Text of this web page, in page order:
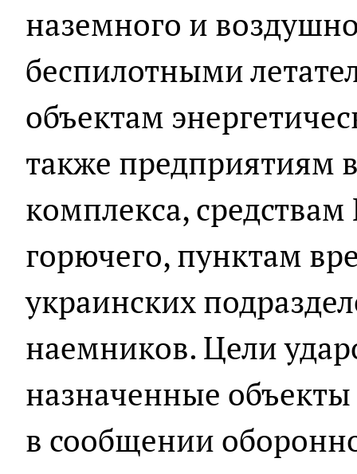
наземного и
беспилотными
объектам
также
комплекса,
горючего, пунктам
украинских
наемников. Цели
назначенные
в сообщении